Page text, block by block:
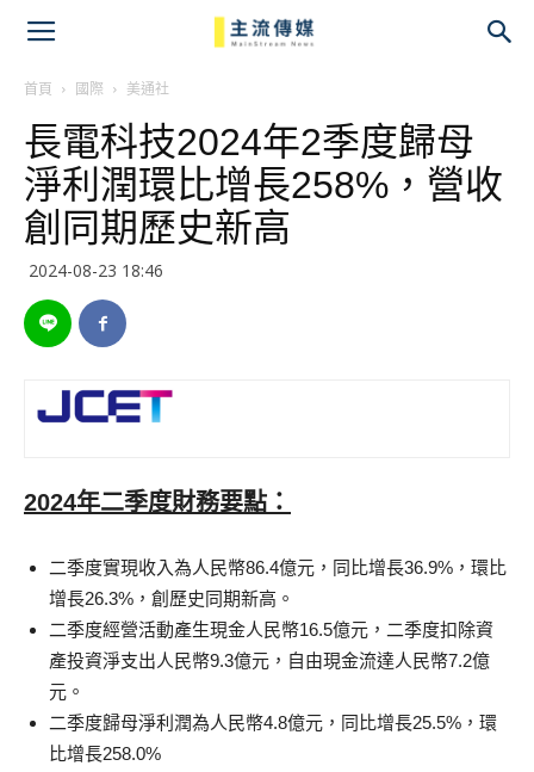
首頁 國際 美通社
長電科技2024年2季度歸母
淨利潤環比增長258%，營收
創同期歷史新高
2024-08-23 18:46
2024年二季度財務要點：
二季度實現收入為人民幣86.4億元，同比增長36.9%，環比
增長26.3%，創歷史同期新高。
二季度經營活動產生現金人民幣16.5億元，二季度扣除資
產投資淨支出人民幣9.3億元，自由現金流達人民幣7.2億
元。
二季度歸母淨利潤為人民幣4.8億元，同比增長25.5%，環
比增長258.0%